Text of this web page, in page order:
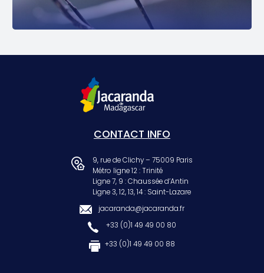
CONTACT INFO
9, rue de Clichy – 75009 Paris
Métro ligne 12 : Trinité
Ligne 7, 9 : Chaussée d’Antin
Ligne 3, 12, 13, 14 : Saint-Lazare
jacaranda@jacaranda.fr
+33 (0)1 49 49 00 80
+33 (0)1 49 49 00 88